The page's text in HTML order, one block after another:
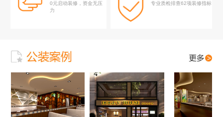
0元启动装修，资金无压
力
专业质检排查62项装修指标